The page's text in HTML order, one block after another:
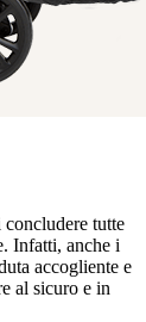
concludere tutte
Infatti, anche i
accogliente e
al sicuro e in